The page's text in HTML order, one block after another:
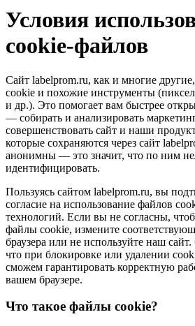
Условия
cookie-файлов
Сайт labelprom.ru, как и многие
cookie и похожие инструменты
и др.). Это помогает вам быстрее
— собирать и анализировать
совершенствовать сайт и наши
которые сохраняются через сайт
анонимны — это значит, что по ним
идентифицировать.
Пользуясь сайтом labelprom.ru, вы
согласие на использование файлов
технологий. Если вы не согласны,
файлы cookie, измените
браузера или не используйте наш
что при блокировке или удалении
сможем гарантировать корректную
вашем браузере.
Что такое файлы cookie?